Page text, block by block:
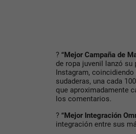
? “Mejor Campaña de
de ropa juvenil lanzó su
Instagram,
sudaderas, una cada
que aproximadamente
los comentarios.
? “Mejor Integración
integración entre sus